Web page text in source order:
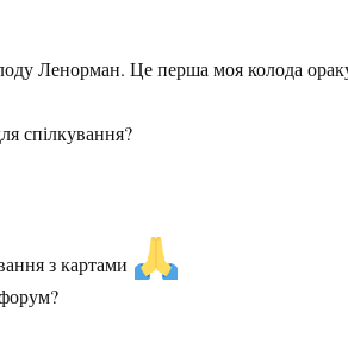
Ленорман. Це перша моя колода
спілкування?
з картами